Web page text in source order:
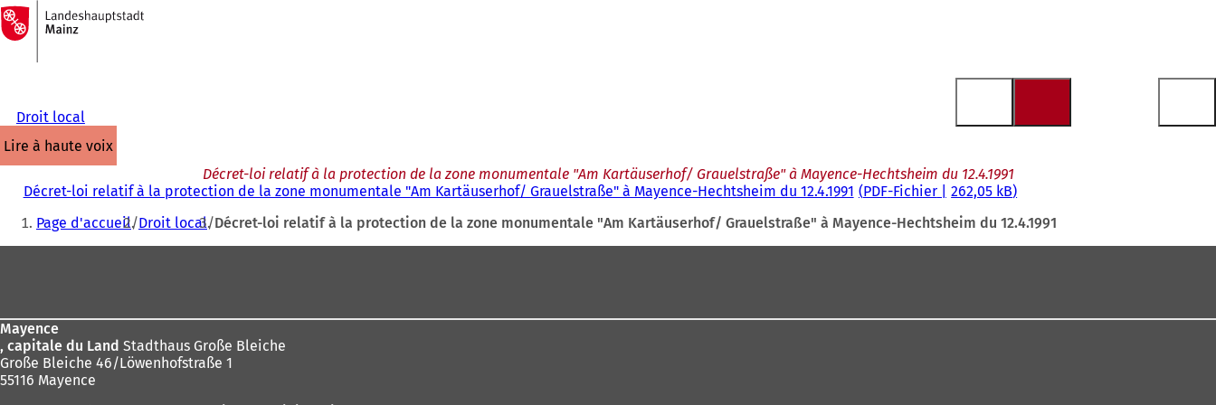
Accéder au contenu
Vers
la
page
d'accueil
Droit local
lire à haute voix
Décret-loi relatif à la protection de la zone monumentale "Am Kartäuserhof/ Grauelstraße" à Mayence-Hechtsheim du 12.4.1991
Décret-loi relatif à la protection de la zone monumentale "Am Kartäuserhof/ Grauelstraße" à Mayence-Hechtsheim du 12.4.1991 PDF-Fichier 262,05 kB
Vous
êtes
Page d'accueil Droit local Décret-loi relatif à la protection de la zone monumentale "Am Kartäuserhof/ Grauelstraße" à Mayence-Hechtsheim du 12.4.1991
Mayence
, capitale du Land Stadthaus Große Bleiche
Große Bleiche 46/Löwenhofstraße 1
55116 Mayence